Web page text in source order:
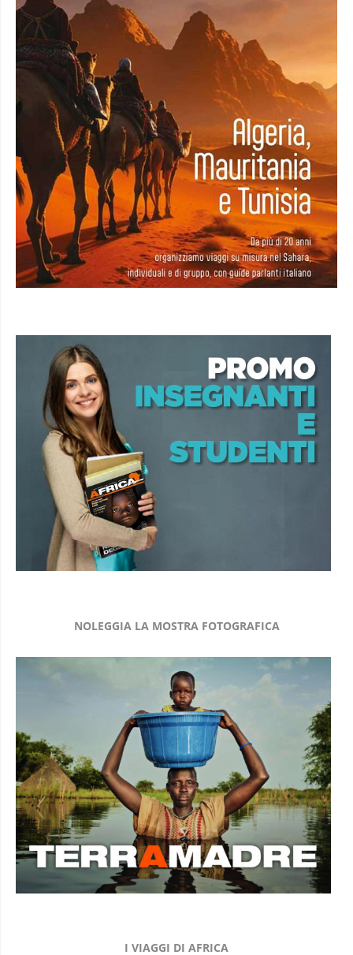
NOLEGGIA LA MOSTRA FOTOGRAFICA
I VIAGGI DI AFRICA